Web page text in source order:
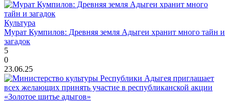
Культура
Мурат Кумпилов: Древняя земля Адыгеи хранит много тайн и
загадок
5
0
23.06.25